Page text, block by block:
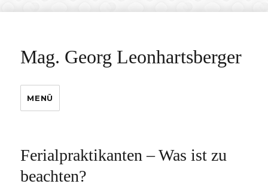
Mag. Georg Leonhartsberger
MENÜ
Ferialpraktikanten – Was ist zu
beachten?